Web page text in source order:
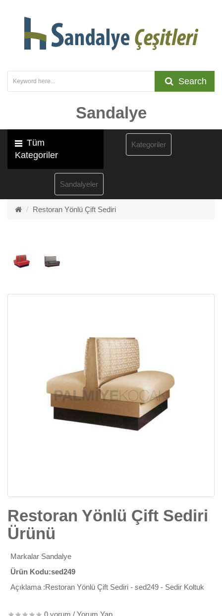
Search
Sandalye
Tüm
Kategoriler
Sandalyeler
Kategoriler
Restoran Yönlü Çift Sediri
Restoran Yönlü Çift Sediri
Ürünü
Markalar Sandalye
Ürün Kodu:sed249
Açıklama :Restoran Yönlü Çift Sediri - sed249 - Sedir Koltuk
0 yorum / Yorum Yap